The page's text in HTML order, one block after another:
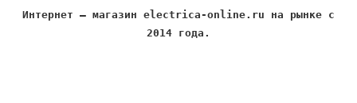
Интернет – магазин electrica-online.ru на рынке с
2014 года.